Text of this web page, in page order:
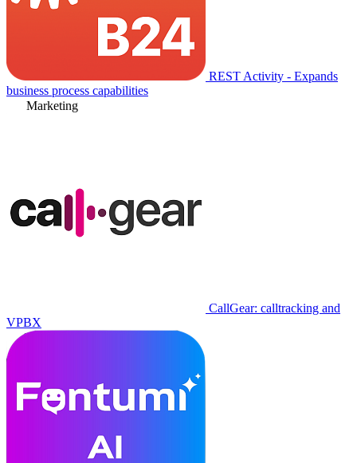
REST Activity - Expands
business process capabilities
Marketing
CallGear: calltracking and
VPBX